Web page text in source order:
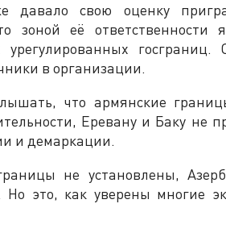
давало свою оценку
её ответственности
госграниц.
в организации.
что армянские
Еревану и Баку не
и демаркации.
не установлены,
это, как уверены многие